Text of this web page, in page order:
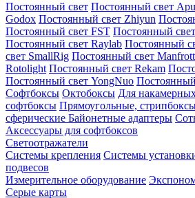
Постоянный свет Постоянный свет
Godox Постоянный свет Zhiyun
Постоянный свет FST Постоянный
Постоянный свет Raylab Постоянный
свет SmallRig Постоянный свет
Rotolight Постоянный свет Rekam
Постоянный свет YongNuo
Софтбоксы Октобоксы Для
софтбоксы Прямоугольные,
сферические Байонетныe адаптеры
Аксессуары для софтбоксов
Светоотражатели
Системы крепления Системы
подвесов
Измерительное оборудование
Серые карты